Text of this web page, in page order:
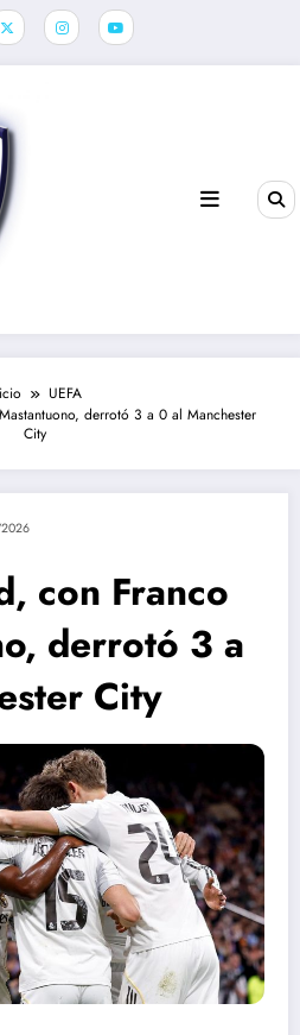
UEFA
derrotó 3 a 0 al Manchester
City
con Franco
derrotó 3 a
City